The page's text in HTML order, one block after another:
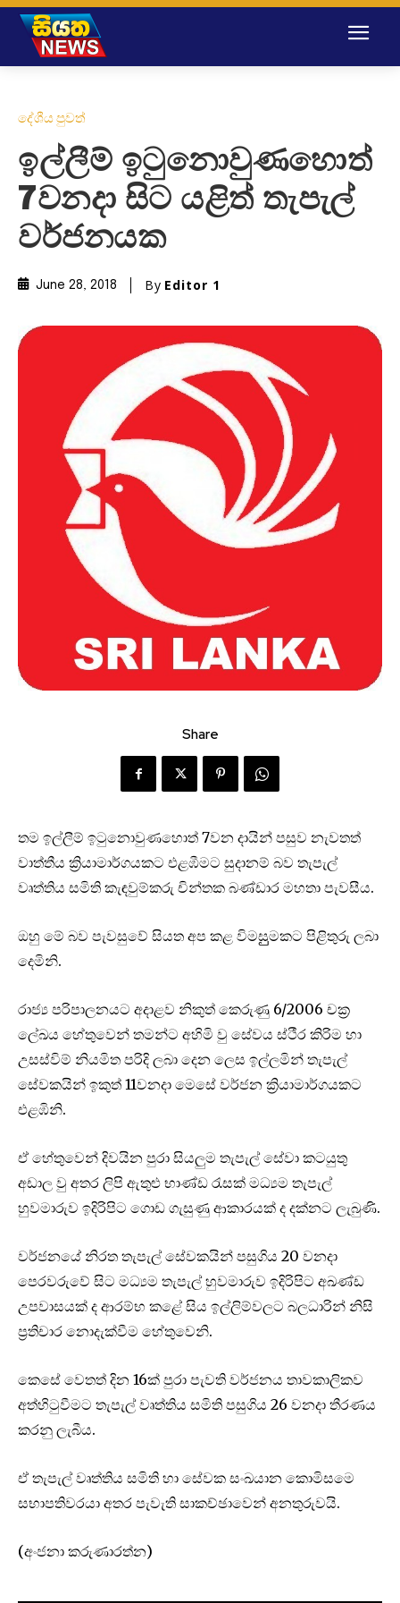
දේශීය පුවත්
ඉල්ලීම් ඉටුන‌ොවුණහ‌ොත්
7වනදා සිට යළිත් තැපැල්
වර්ජනයක
June 28, 2018 By Editor 1
Share
තම ඉල්ලීම් ඉටුන‌ොවුණහ‌ොත් 7වන දායින් පසුව නැවතත්
වාත්තීය ක්‍රියාමාර්ගයකට එළඹීමට සුදානම් බව තැපැල්
වෘත්තිය සමිති කැඳවුම්කරු චින්තක බණ්ඩාර මහතා පැවසීය.
ඔහු ‌මේ බව පැවසුවේ සියත අප කළ විමසුුුුමකට පිළිතුරු ලබා
ද‌ෙමිනි.
රාජ්‍ය පරිපාලනයට අදාළව නිකුත් ක‌ෙ‌රුණු 6/2006 චක්‍ර
ල‌ේඛය ‌හේතුවෙන් තමන්ට අහිමි වු ස‌ේවය ස්ථීර කිරිම හා
උසස්විම් නියමිත පරිදි ලබා ද‌ෙන ල‌ෙස ඉල්ලමින් තැපැල්
‌සේවකයින් ඉකුත් 11වනදා ‌මෙසේ වර්ජන ක්‍රියාමාර්ගයකට
එළඹිනි.
ඒ හ‌ේතුවෙන් දිවයින පුරා සියලුම තැපැල් ස‌ේවා කටයුතු
අඩාල වු අතර ලිපි ඇතුළු භාණ්ඩ රැසක් මධ්‍යම තැපැල්
හුවමාරුව ඉදිරිපිට ග‌ොඩ ගැසුණු ආකාරයක් ද දක්නට ලැබුණි.
වර්ජනය‌ේ නිරත තැපැල් ‌සේවකයින් පසුගිය 20 වනදා
‌ප‌ෙරවරුවේ සි‌ට මධ්‍යම තැපැල් හුවමාරුව ඉදිරිපිට අඛණ්ඩ
උපවාසයක් ද ආරම්භ කළ‌ේ සිය ඉල්ලිම්වලට බලධාරින් නිසි
ප්‍රතිචාර න‌ොදැක්වීම ‌හේතුවෙනි.
ක‌ෙ‌‌සේ ‌‌වෙතත් දින 16ක් පුරා පැවති වර්ජනය තාවකාලිකව
අත්හිටුවීමට තැපැල් වෘත්තිය සමිති පසුගිය 26 වනදා තීරණය
කරනු ලැබීය.
ඒ තැපැල් වෘත්තිය සමිති හා සේවක සංඛයාන ක‌ොමිසමෙ
සභාපතිවරයා අතර පැවැති සාකච්ඡාවෙන් අනතුරුවයි.
(අංජනා කරුණාරත්න)